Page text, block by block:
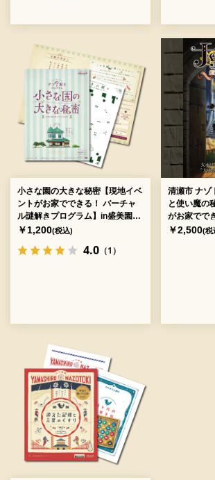
小さな園の大きな秘密【現地イベ
ントがお家でできる！ バーチャ
ル謎解きプログラム】in盛美園
[送料ウエイト：3]
￥1,200(税込)
4.0 （1）
清瀬市 ナゾ
と使い魔の
がお家でで
解きプログ
￥2,500(税